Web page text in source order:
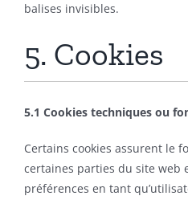
balises invisibles.
5. Cookies
5.1 Cookies techniques ou
Certains cookies assurent le
certaines parties du site web
préférences en tant